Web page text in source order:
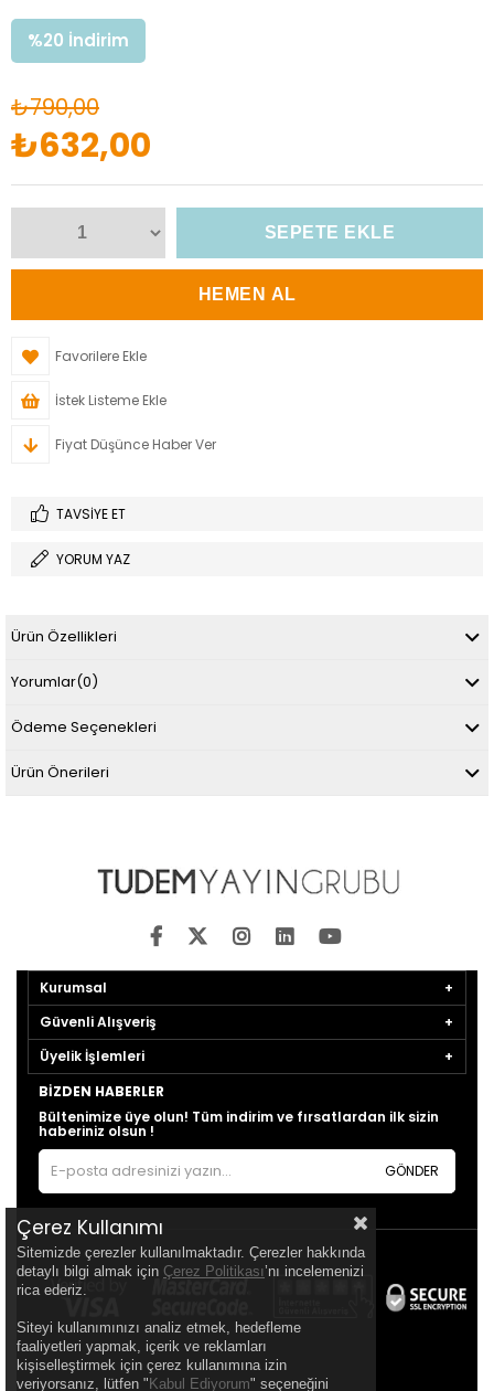
%20 İndirim
₺790,00
₺632,00
Favorilere Ekle
İstek Listeme Ekle
Fiyat Düşünce Haber Ver
TAVSIYE ET
YORUM YAZ
Ürün Özellikleri
Yorumlar(0)
Ödeme Seçenekleri
Ürün Önerileri
Kurumsal
Güvenli Alışveriş
Üyelik İşlemleri
BIZDEN HABERLER
Bültenimize üye olun! Tüm indirim ve fırsatlardan ilk sizin
haberiniz olsun !
GÖNDER
Çerez Kullanımı
Sitemizde çerezler kullanılmaktadır. Çerezler hakkında
detaylı bilgi almak için Çerez Politikası’nı incelemenizi
rica ederiz.
Siteyi kullanımınızı analiz etmek, hedefleme
faaliyetleri yapmak, içerik ve reklamları
kişiselleştirmek için çerez kullanımına izin
veriyorsanız, lütfen " Kabul Ediyorum" seçeneğini